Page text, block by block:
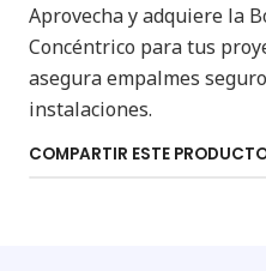
Aprovecha y adquiere la
Concéntrico para tus
asegura empalmes
instalaciones.
COMPARTIR ESTE